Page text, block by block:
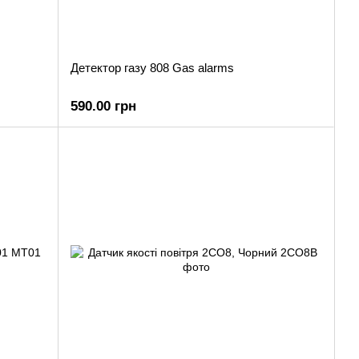
Детектор газу 808 Gas alarms
590.00 грн